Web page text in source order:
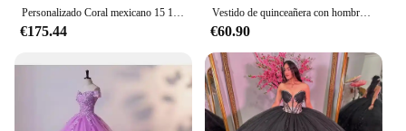
Personalizado Coral mexicano 15 16 vestidos De quinceañera Vestido De baile sin hombros Apliques De encaje Vestido De fiesta De graduación Vestido De xv Anos 2025
€175.44
Vestido de quinceañera con hombros descubiertos para niñas, elegante vestido de fiesta con calsic Trian, personalizado, 2023
€60.90